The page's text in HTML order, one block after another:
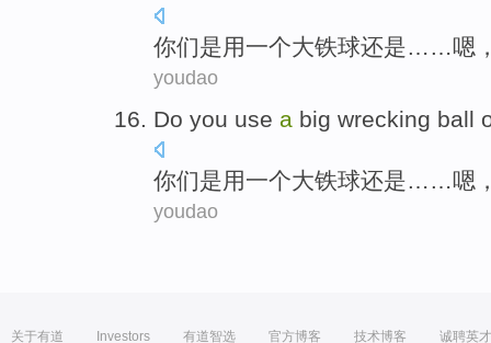
你们是用一个大铁球还是……嗯
youdao
Do you use a big wrecking ball
你们是用一个大铁球还是……嗯
youdao
关于有道 Investors 有道智选 官方博客 技术博客 诚聘英才